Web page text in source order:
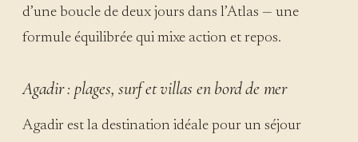
d’une boucle de deux jours dans l’Atlas — une
formule équilibrée qui mixe action et repos.
Agadir : plages, surf et villas en bord de mer
Agadir est la destination idéale pour un séjour